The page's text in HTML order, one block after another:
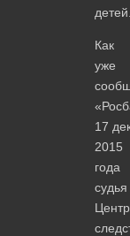
Как
уже
17
2015
года
судья